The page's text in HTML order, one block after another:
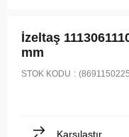
İzeltaş
mm
STOK KODU
Karşılaştır